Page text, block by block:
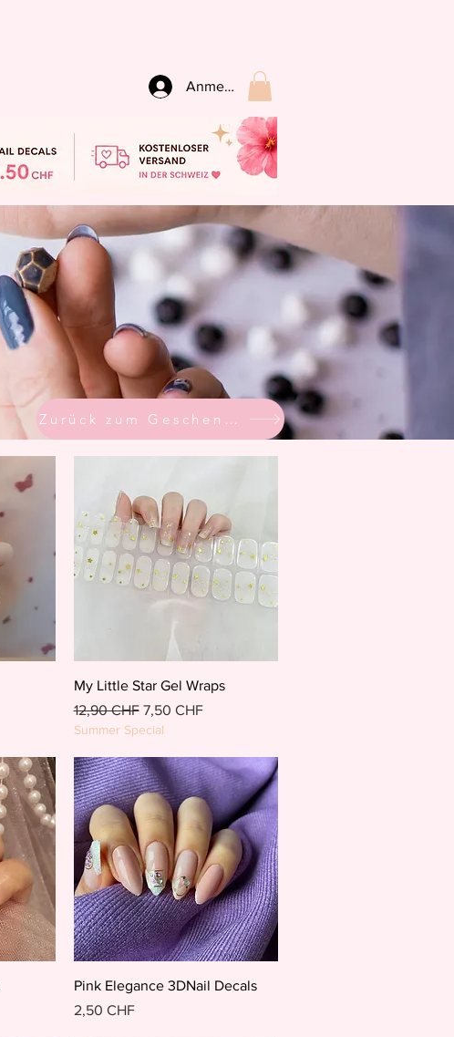
Anmelden
Zurück zum Geschenkführer
Schnellansicht
My Little Star Gel Wraps
Standardpreis
12,90 CHF Sale-Preis
7,50 CHF
Summer Special
Schnellansicht
Pink Elegance 3DNail Decals
Preis
2,50 CHF